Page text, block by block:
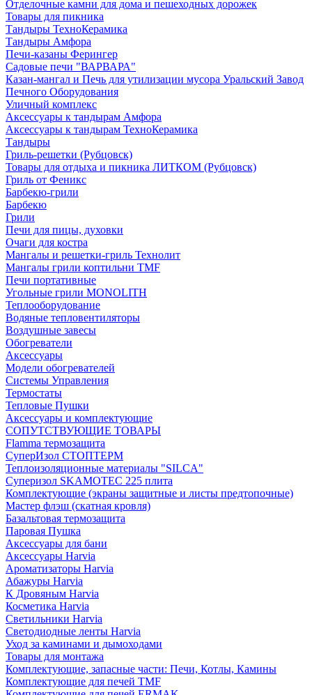
Отделочные камни для дома и пешеходных дорожек
Товары для пикника
Тандыры ТехноКерамика
Тандыры Амфора
Печи-казаны Ферингер
Садовые печи "ВАРВАРА"
Казан-мангал и Печь для утилизации мусора Уральский Завод
Печного Оборудования
Уличный комплекс
Аксессуары к тандырам Амфора
Аксессуары к тандырам ТехноКерамика
Тандыры
Гриль-решетки (Рубцовск)
Товары для отдыха и пикника ЛИТКОМ (Рубцовск)
Гриль от Феникс
Барбекю-грили
Барбекю
Грили
Печи для пицы, духовки
Очаги для костра
Мангалы и решетки-гриль Технолит
Мангалы грили коптильни TMF
Печи портативные
Угольные грили MONOLITH
Теплооборудование
Водяные тепловентиляторы
Воздушные завесы
Обогреватели
Аксессуары
Модели обогревателей
Системы Управления
Термостаты
Тепловые Пушки
Аксессуары и комплектующие
СОПУТСТВУЮЩИЕ ТОВАРЫ
Flamma термозащита
СуперИзол СТОПТЕРМ
Теплоизоляционные материалы "SILCA"
Суперизол SKAMOTEC 225 плита
Комплектующие (экраны защитные и листы предтопочные)
Мастер флэш (скатная кровля)
Базальтовая термозащита
Паровая Пушка
Аксессуары для бани
Аксессуары Harvia
Ароматизаторы Harvia
Абажуры Harvia
К Дровяным Harvia
Косметика Harvia
Светильники Harvia
Светодиодные ленты Harvia
Уход за каминами и дымоходами
Товары для монтажа
Комплектующие, запасные части: Печи, Котлы, Камины
Комплектующие для печей TMF